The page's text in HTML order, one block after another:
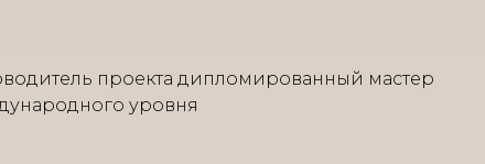
проекта дипломированный мастер
уровня